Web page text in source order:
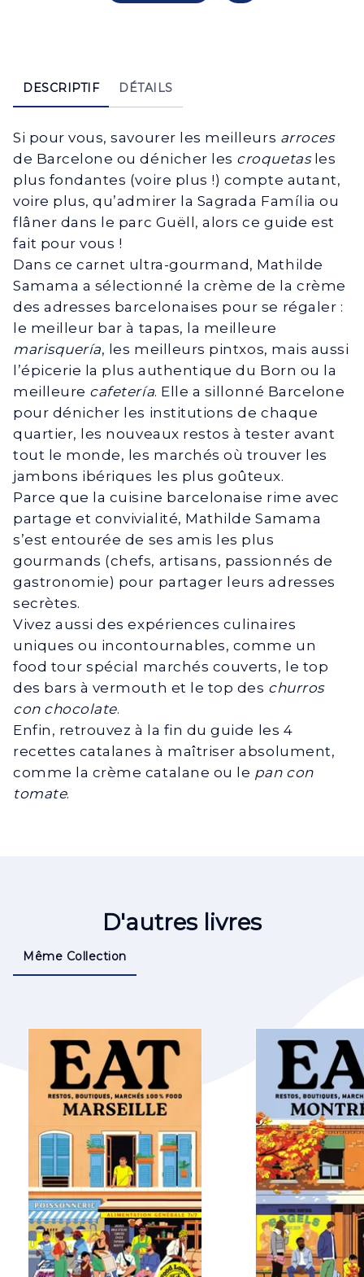
DESCRIPTIF DÉTAILS
Si pour vous, savourer les meilleurs arroces
de Barcelone ou dénicher les croquetasles
plus fondantes (voire plus !) compte autant,
voire plus, qu’admirer la Sagrada Família ou
flâner dans le parc Guëll, alors ce guide est
fait pour vous !
Dans ce carnet ultra-gourmand, Mathilde
Samama a sélectionné la crème de la crème
des adresses barcelonaises pour se régaler :
le meilleur bar à tapas, la meilleure
marisquería, les meilleurs pintxos, mais aussi
l’épicerie la plus authentique du Born ou la
meilleure cafetería. Elle a sillonné Barcelone
pour dénicher les institutions de chaque
quartier, les nouveaux restos à tester avant
tout le monde, les marchés où trouver les
jambons ibériques les plus goûteux.
Parce que la cuisine barcelonaise rime avec
partage et convivialité, Mathilde Samama
s’est entourée de ses amis les plus
gourmands (chefs, artisans, passionnés de
gastronomie) pour partager leurs adresses
secrètes.
Vivez aussi des expériences culinaires
uniques ou incontournables, comme un
food tour spécial marchés couverts, le top
des bars à vermouth et le top des churros
con chocolate.
Enfin, retrouvez à la fin du guide les 4
recettes catalanes à maîtriser absolument,
comme la crème catalane ou le pan con
tomate.
D'autres livres
Même Collection